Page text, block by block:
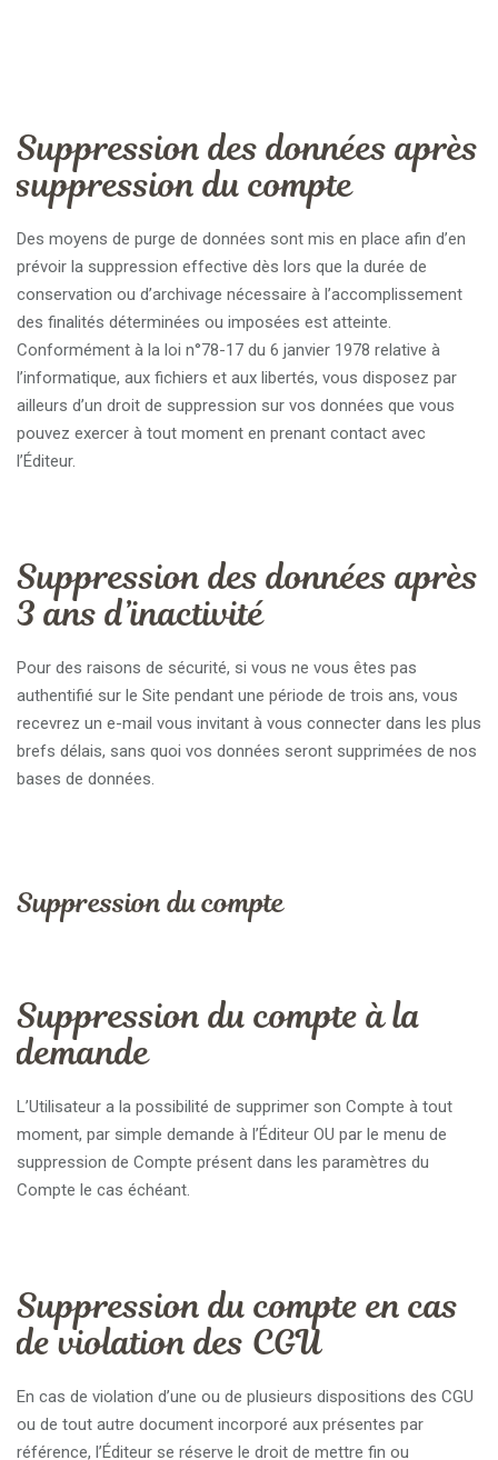
Suppression des données après
suppression du compte
Des moyens de purge de données sont mis en place afin d’en
prévoir la suppression effective dès lors que la durée de
conservation ou d’archivage nécessaire à l’accomplissement
des finalités déterminées ou imposées est atteinte.
Conformément à la loi n°78-17 du 6 janvier 1978 relative à
l’informatique, aux fichiers et aux libertés, vous disposez par
ailleurs d’un droit de suppression sur vos données que vous
pouvez exercer à tout moment en prenant contact avec
l’Éditeur.
Suppression des données après
3 ans d’inactivité
Pour des raisons de sécurité, si vous ne vous êtes pas
authentifié sur le Site pendant une période de trois ans, vous
recevrez un e-mail vous invitant à vous connecter dans les plus
brefs délais, sans quoi vos données seront supprimées de nos
bases de données.
Suppression du compte
Suppression du compte à la
demande
L’Utilisateur a la possibilité de supprimer son Compte à tout
moment, par simple demande à l’Éditeur OU par le menu de
suppression de Compte présent dans les paramètres du
Compte le cas échéant.
Suppression du compte en cas
de violation des CGU
En cas de violation d’une ou de plusieurs dispositions des CGU
ou de tout autre document incorporé aux présentes par
référence, l’Éditeur se réserve le droit de mettre fin ou